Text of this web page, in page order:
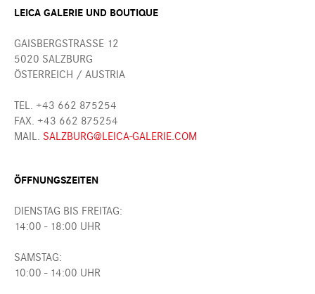
LEICA GALERIE UND BOUTIQUE
GAISBERGSTRASSE 12
5020 SALZBURG
ÖSTERREICH / AUSTRIA
TEL. +43 662 875254
FAX. +43 662 875254
MAIL. SALZBURG@LEICA-GALERIE.COM
ÖFFNUNGSZEITEN
DIENSTAG BIS FREITAG:
14:00 - 18:00 UHR
SAMSTAG:
10:00 - 14:00 UHR